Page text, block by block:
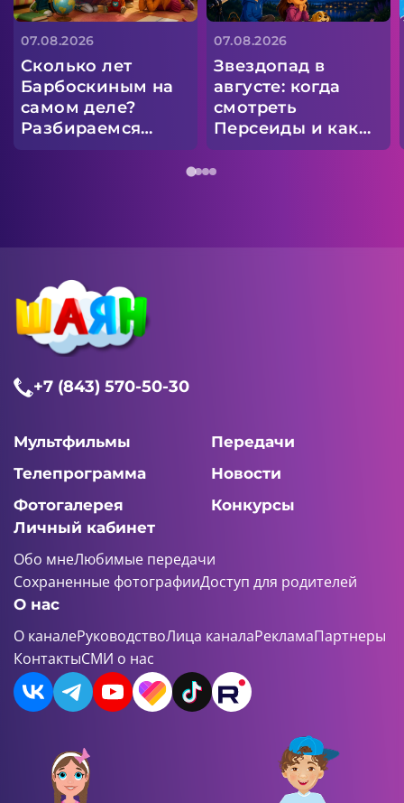
07.08.2026
Сколько лет
Барбоскиным на
самом деле?
Разбираемся
07.08.2026
Звездопад в
августе: когда
смотреть
Персеиды и как
загадать
желание?
+7 (843) 570-50-30
Мультфильмы
Передачи
Телепрограмма
Новости
Фотогалерея
Конкурсы
Личный кабинет
Обо мнеЛюбимые передачи
Сохраненные фотографииДоступ для родителей
О нас
О каналеРуководствоЛица каналаРекламаПартнеры
КонтактыСМИ о нас